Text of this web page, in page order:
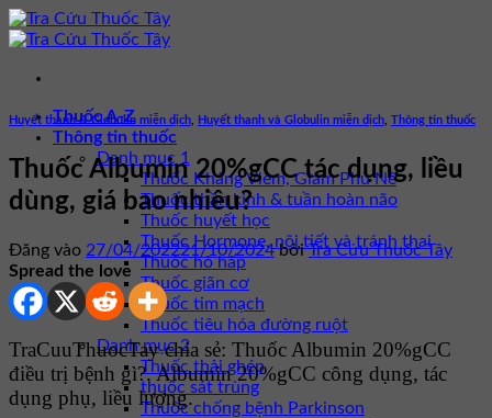
Bỏ
qua
dung
Thuốc A-Z
Thông tin thuốc
Danh mục 1
Thuốc Kháng Viêm, Giảm Phù Nề
Thuốc thần kinh & tuần hoàn não
Thuốc huyết học
Thuốc Hormone, nội tiết và tránh thai
Thuốc hô hấp
Thuốc giãn cơ
Thuốc tim mạch
Thuốc tiêu hóa đường ruột
Danh mục 2
Thuốc thải ghép
thuốc sát trùng
Thuốc chống bệnh Parkinson
Huyết thanh & Globulin miễn dịch Huyết thanh và Globulin miễn dịch Thông tin thuốc
Thuốc Albumin 20%gCC tác dụng, liều
dùng, giá bao nhiêu?
Đăng vào 27/04/202221/10/2024 bởiTra Cứu Thuốc Tây
Spread the love
TraCuuThuocTay chia sẻ: Thuốc Albumin 20%gCC
điều trị bệnh gì?. Albumin 20%gCC công dụng, tác
dụng phụ, liều lượng.